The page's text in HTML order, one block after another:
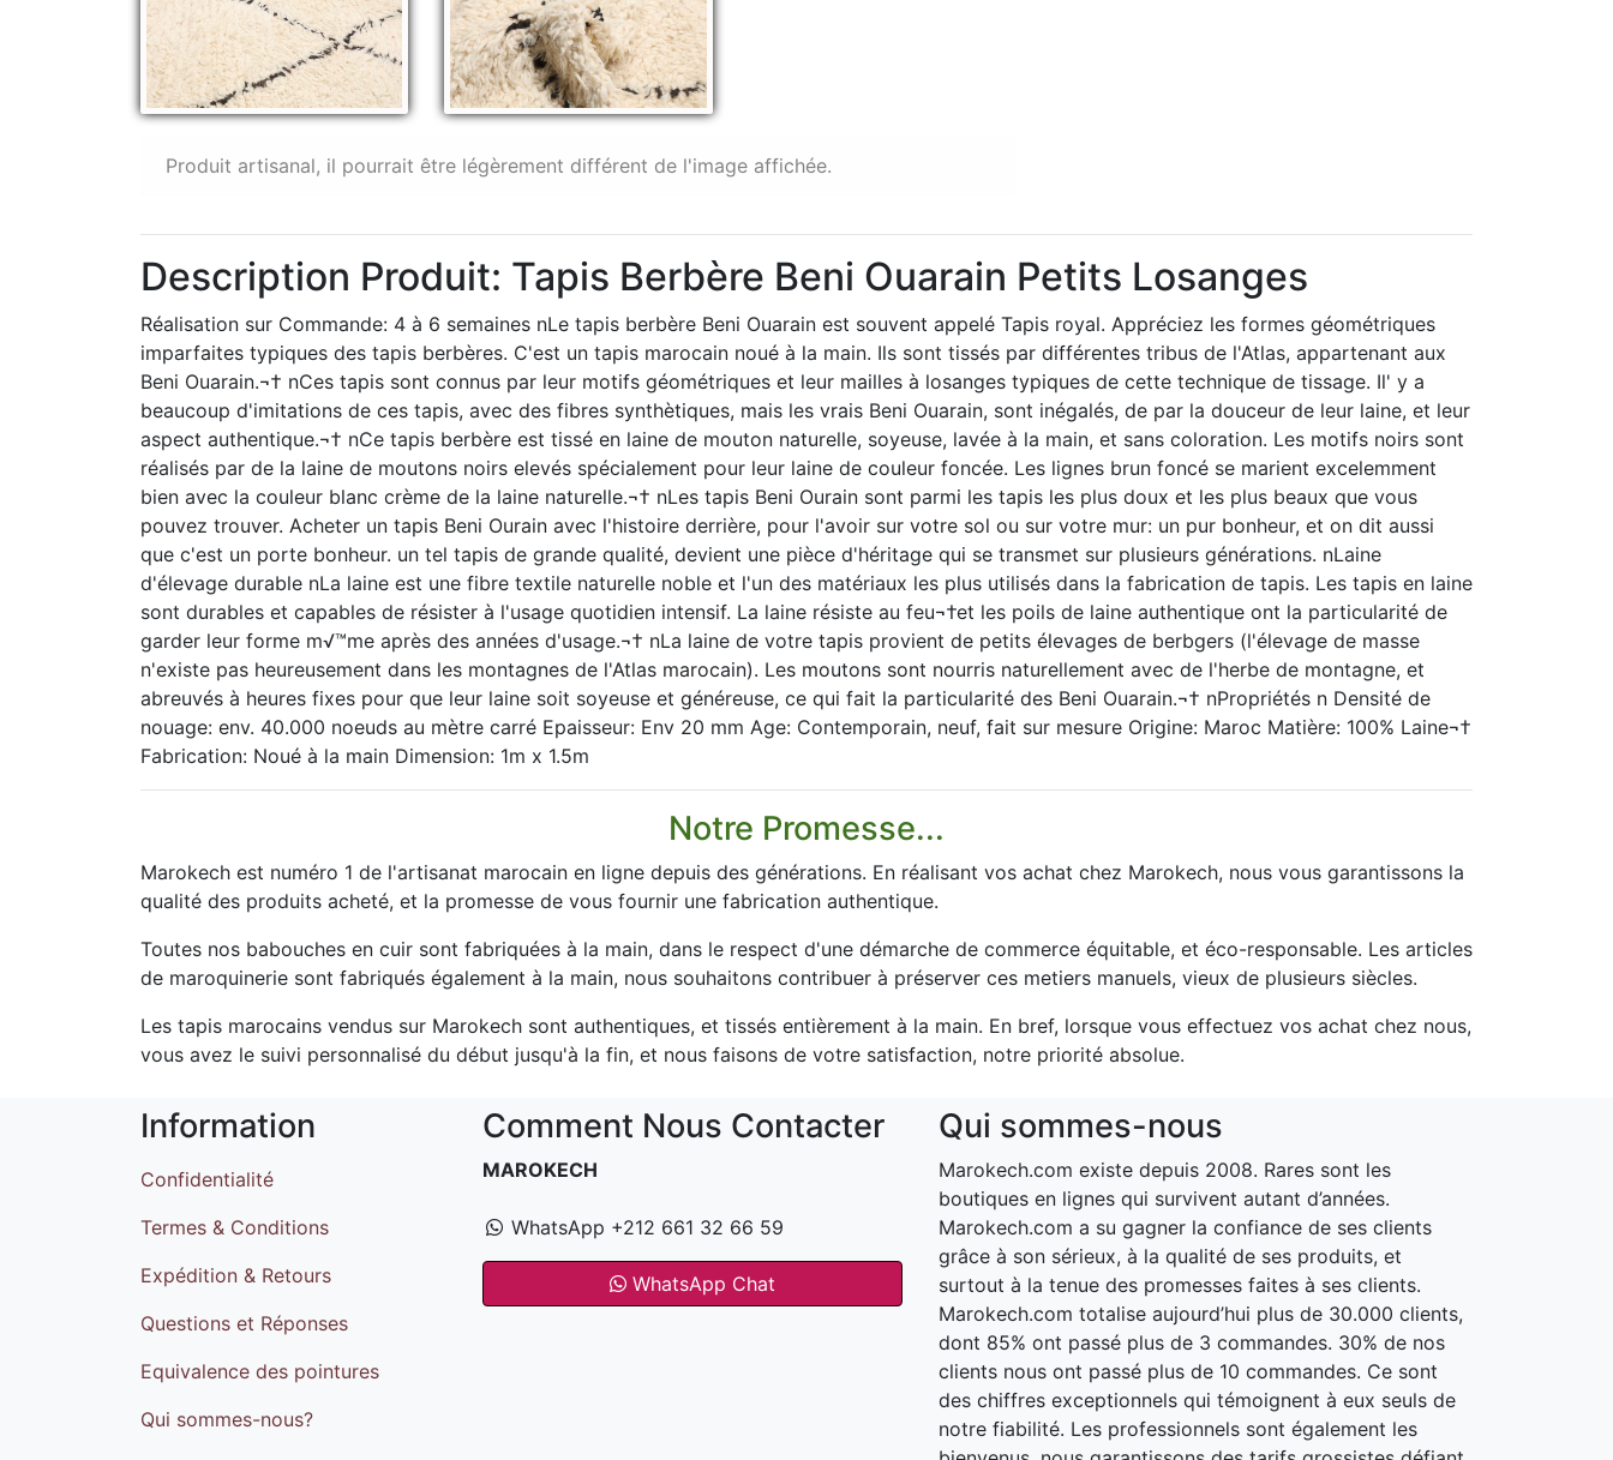
Produit artisanal, il pourrait être légèrement différent de l'image affichée.
Description Produit: Tapis Berbère Beni Ouarain Petits Losanges
Réalisation sur Commande: 4 à 6 semaines nLe tapis berbère Beni Ouarain est souvent appelé Tapis royal. Appréciez les formes géométriques
imparfaites typiques des tapis berbères. C'est un tapis marocain noué à la main. Ils sont tissés par différentes tribus de l'Atlas, appartenant aux
Beni Ouarain.¬† nCes tapis sont connus par leur motifs géométriques et leur mailles à losanges typiques de cette technique de tissage. Il' y a
beaucoup d'imitations de ces tapis, avec des fibres synthètiques, mais les vrais Beni Ouarain, sont inégalés, de par la douceur de leur laine, et leur
aspect authentique.¬† nCe tapis berbère est tissé en laine de mouton naturelle, soyeuse, lavée à la main, et sans coloration. Les motifs noirs sont
réalisés par de la laine de moutons noirs elevés spécialement pour leur laine de couleur foncée. Les lignes brun foncé se marient excelemment
bien avec la couleur blanc crème de la laine naturelle.¬† nLes tapis Beni Ourain sont parmi les tapis les plus doux et les plus beaux que vous
pouvez trouver. Acheter un tapis Beni Ourain avec l'histoire derrière, pour l'avoir sur votre sol ou sur votre mur: un pur bonheur, et on dit aussi
que c'est un porte bonheur. un tel tapis de grande qualité, devient une pièce d'héritage qui se transmet sur plusieurs générations. nLaine
d'élevage durable nLa laine est une fibre textile naturelle noble et l'un des matériaux les plus utilisés dans la fabrication de tapis. Les tapis en laine
sont durables et capables de résister à l'usage quotidien intensif. La laine résiste au feu¬†et les poils de laine authentique ont la particularité de
garder leur forme m√™me après des années d'usage.¬† nLa laine de votre tapis provient de petits élevages de berbgers (l'élevage de masse
n'existe pas heureusement dans les montagnes de l'Atlas marocain). Les moutons sont nourris naturellement avec de l'herbe de montagne, et
abreuvés à heures fixes pour que leur laine soit soyeuse et généreuse, ce qui fait la particularité des Beni Ouarain.¬† nPropriétés n Densité de
nouage: env. 40.000 noeuds au mètre carré Epaisseur: Env 20 mm Age: Contemporain, neuf, fait sur mesure Origine: Maroc Matière: 100% Laine¬†
Fabrication: Noué à la main Dimension: 1m x 1.5m
Notre Promesse...
Marokech est numéro 1 de l'artisanat marocain en ligne depuis des générations. En réalisant vos achat chez Marokech, nous vous garantissons la
qualité des produits acheté, et la promesse de vous fournir une fabrication authentique.
Toutes nos babouches en cuir sont fabriquées à la main, dans le respect d'une démarche de commerce équitable, et éco-responsable. Les articles
de maroquinerie sont fabriqués également à la main, nous souhaitons contribuer à préserver ces metiers manuels, vieux de plusieurs siècles.
Les tapis marocains vendus sur Marokech sont authentiques, et tissés entièrement à la main. En bref, lorsque vous effectuez vos achat chez nous,
vous avez le suivi personnalisé du début jusqu'à la fin, et nous faisons de votre satisfaction, notre priorité absolue.
Information
Confidentialité
Termes & Conditions
Expédition & Retours
Questions et Réponses
Equivalence des pointures
Qui sommes-nous?
Comment Nous Contacter
MAROKECH
WhatsApp +212 661 32 66 59
WhatsApp Chat
Qui sommes-nous
Marokech.com existe depuis 2008. Rares sont les
boutiques en lignes qui survivent autant d’années.
Marokech.com a su gagner la confiance de ses clients
grâce à son sérieux, à la qualité de ses produits, et
surtout à la tenue des promesses faites à ses clients.
Marokech.com totalise aujourd’hui plus de 30.000 clients,
dont 85% ont passé plus de 3 commandes. 30% de nos
clients nous ont passé plus de 10 commandes. Ce sont
des chiffres exceptionnels qui témoignent à eux seuls de
notre fiabilité. Les professionnels sont également les